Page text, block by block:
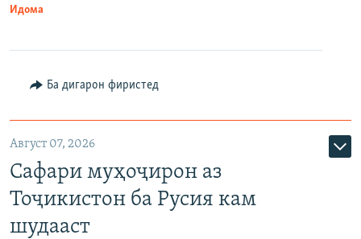
Идома
Ба дигарон фиристед
Август 07, 2026
Сафари муҳоҷирон аз
Тоҷикистон ба Русия кам
шудааст